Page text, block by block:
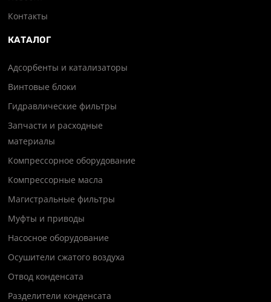
Контакты
КАТАЛОГ
Адсорбенты и катализаторы
Винтовые блоки
Гидравлические фильтры
Запчасти и расходные
материалы
Компрессорное оборудование
Компрессорные масла
Магистральные фильтры
Муфты и приводы
Насосное оборудование
Осушители сжатого воздуха
Отвод конденсата
Разделители конденсата